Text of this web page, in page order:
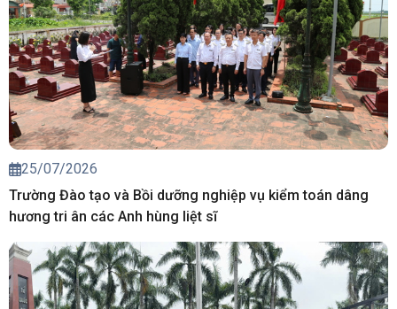
25/07/2026
Trường Đào tạo và Bồi dưỡng nghiệp vụ kiểm toán dâng
hương tri ân các Anh hùng liệt sĩ